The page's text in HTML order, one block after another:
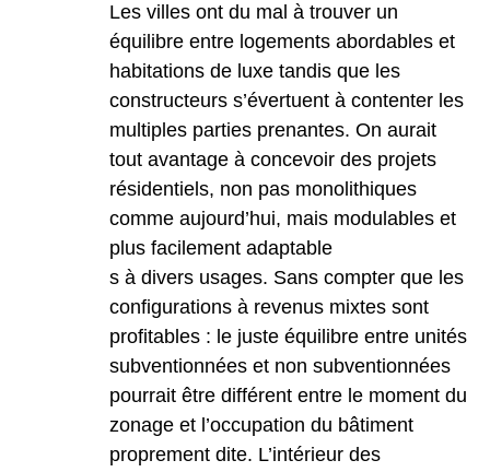
Les villes ont du mal à trouver un
équilibre entre logements abordables et
habitations de luxe tandis que les
constructeurs s’évertuent à contenter les
multiples parties prenantes. On aurait
tout avantage à concevoir des projets
résidentiels, non pas monolithiques
comme aujourd’hui, mais modulables et
plus facilement adaptable
s à divers usages. Sans compter que les
configurations à revenus mixtes sont
profitables : le juste équilibre entre unités
subventionnées et non subventionnées
pourrait être différent entre le moment du
zonage et l’occupation du bâtiment
proprement dite. L’intérieur des